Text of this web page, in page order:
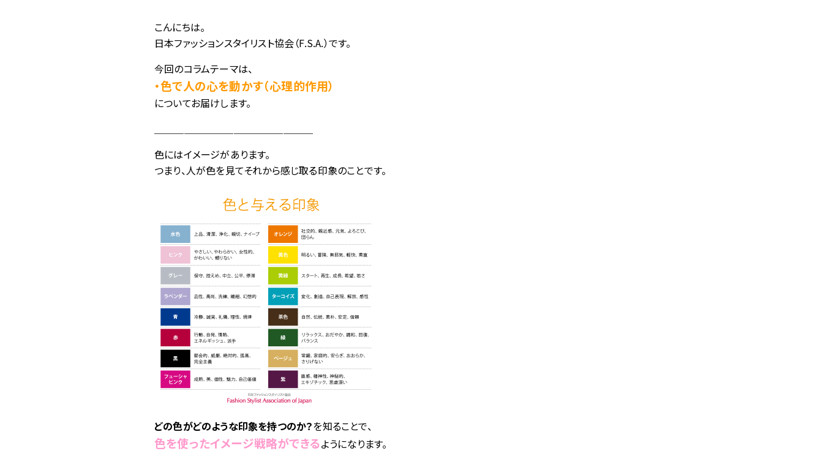
こんにちは。
日本ファッションスタイリスト協会（F.S.A.）です。
今回のコラムテーマは、
・色で人の心を動かす（心理的作用）
についてお届けします。
色にはイメージがあります。
つまり、人が色を見てそれから感じ取る印象のことです。
どの色がどのような印象を持つのか？を知ることで、
色を使ったイメージ戦略ができるようになります。